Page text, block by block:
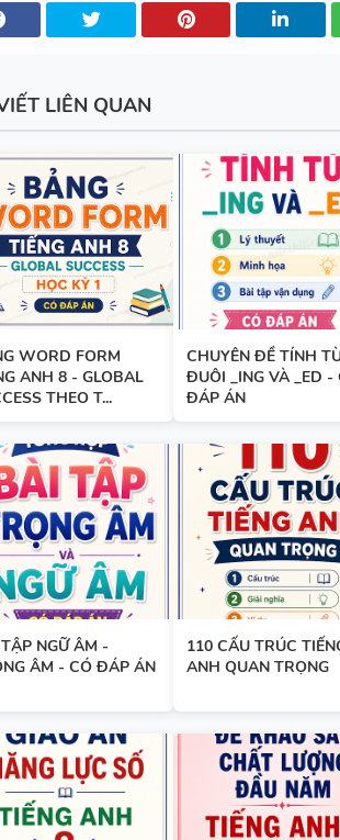
ĐÁP ÁN
110 CẤU
TRỌNG
BẢNG
- GLOBAL
ĐÁP ÁN
BẢNG
UNIT -
SUCCESS
BẢNG
GLOBAL
- HỌC KỲ
BẢNG
LIÊN QUAN
WORD FORM
ANH 8 - GLOBAL
THEO T...
CHUYÊN ĐỀ TÍNH
ĐUÔI _ING VÀ _ED -
ĐÁP ÁN
NGỮ ÂM -
ÂM - CÓ ĐÁP ÁN
110 CẤU TRÚC
ANH QUAN TRỌNG